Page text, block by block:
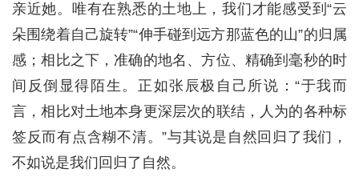
亲近她。唯有在熟悉的土地上，我们才能感受到“云
朵围绕着自己旋转”“伸手碰到远方那蓝色的山”的归属
感；相比之下，准确的地名、方位、精确到毫秒的时
间反倒显得陌生。正如张辰极自己所说：“于我而
言，相比对土地本身更深层次的联结，人为的各种标
签反而有点含糊不清。”与其说是自然回归了我们，
不如说是我们回归了自然。